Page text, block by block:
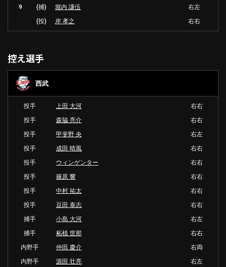
9 (捕) 堀内 謙伍
右左
(投)
岸 孝之 右右
控え選手
西武
投手 上田 大河
右右
投手
森脇 亮介
右右
投手
甲斐野 央
右左
投手
成田 晴風
右右
投手
ウィンゲンター
右右
投手
篠原 響
右右
投手
中村 祐太
右右
投手
豆田 泰志
右右
捕手
小島 大河
右左
捕手
柘植 世那
右右
内野手
仲田 慶介
右両
内野手
源田 壮亮
右左